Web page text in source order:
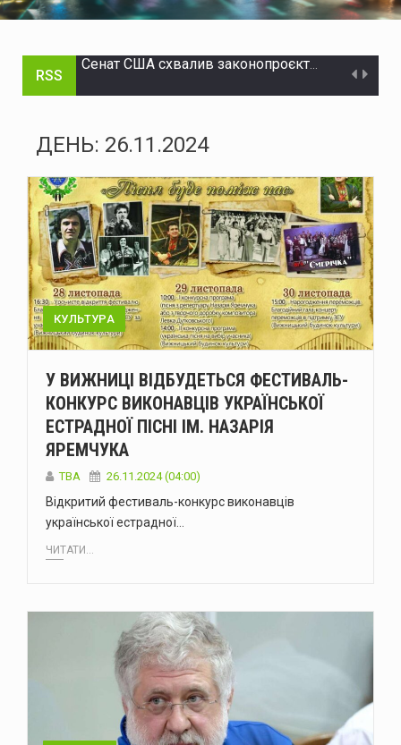
RSS
На Буковині рятувальники ліквідовували пожежі та наслідки негоди
На Буковині поліцейські затримали чоловіка, який поранив двох поліцейських та 11 днів переховувався у лісі
У Чернівцях через аварійний витік води без водопостачання залишаться низка адрес
рф атакувала Україну шістьма балістичними ракетами та 151 дроном: ППО знешкодила 135 цілей
Міноборони запускає реформу харчування ЗСУ
ДЕНЬ: 26.11.2024
КУЛЬТУРА
У ВИЖНИЦІ ВІДБУДЕТЬСЯ ФЕСТИВАЛЬ-
КОНКУРС ВИКОНАВЦІВ УКРАЇНСЬКОЇ
ЕСТРАДНОЇ ПІСНІ ІМ. НАЗАРІЯ
ЯРЕМЧУКА
ТВА 26.11.2024 (04:00)
Відкритий фестиваль-конкурс виконавців
української естрадної…
ЧИТАТИ...